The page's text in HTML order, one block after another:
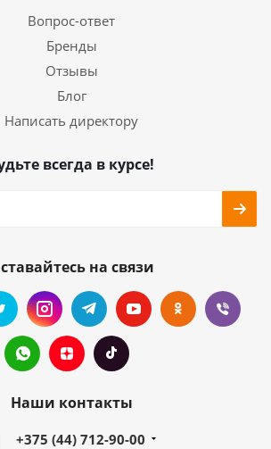
Вопрос-ответ
Бренды
Отзывы
Блог
Написать директору
всегда в курсе!
на связи
Наши контакты
+375 (44) 712-90-00